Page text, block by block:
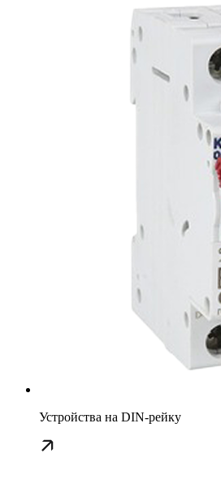
Устройства на DIN-рейку